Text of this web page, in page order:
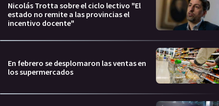
Nicolás Trotta sobre el ciclo lectivo "El
estado no remite a las provincias el
incentivo docente"
En febrero se desplomaron las ventas en
los supermercados